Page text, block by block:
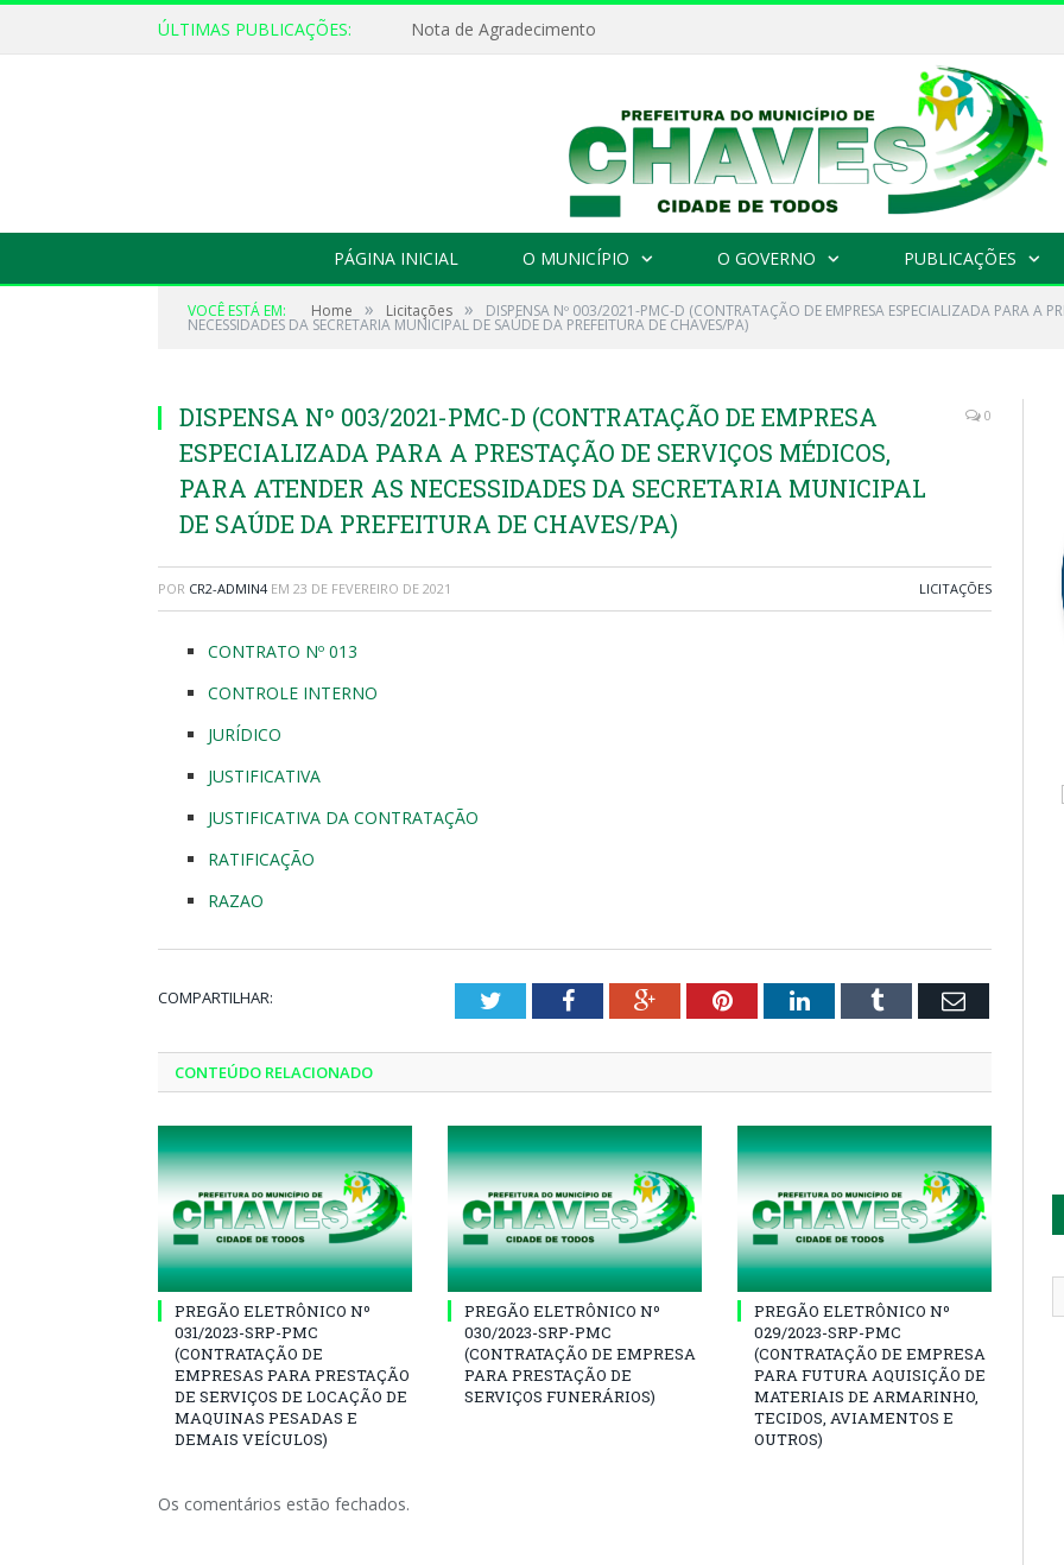
ÚLTIMAS PUBLICAÇÕES: Nota de Agradecimento
PÁGINA INICIAL O MUNICÍPIO O GOVERNO PUBLICAÇÕES
VOCÊ ESTÁ EM: Home » Licitações » DISPENSA Nº 003/2021-PMC-D (CONTRATAÇÃO DE EMPRESA ESPECIALIZADA PARA A
NECESSIDADES DA SECRETARIA MUNICIPAL DE SAÚDE DA PREFEITURA DE CHAVES/PA)
DISPENSA Nº 003/2021-PMC-D (CONTRATAÇÃO DE EMPRESA
ESPECIALIZADA PARA A PRESTAÇÃO DE SERVIÇOS MÉDICOS,
PARA ATENDER AS NECESSIDADES DA SECRETARIA MUNICIPAL
DE SAÚDE DA PREFEITURA DE CHAVES/PA)
0
POR CR2-ADMIN4 EM 23 DE FEVEREIRO DE 2021 LICITAÇÕES
CONTRATO Nº 013
CONTROLE INTERNO
JURÍDICO
JUSTIFICATIVA
JUSTIFICATIVA DA CONTRATAÇÃO
RATIFICAÇÃO
RAZAO
COMPARTILHAR: TwitterFacebookGoogle+PinterestLinkedInTumblr Email
CONTEÚDO RELACIONADO
PREGÃO ELETRÔNICO Nº
031/2023-SRP-PMC
(CONTRATAÇÃO DE
EMPRESAS PARA PRESTAÇÃO
DE SERVIÇOS DE LOCAÇÃO DE
MAQUINAS PESADAS E
DEMAIS VEÍCULOS)
PREGÃO ELETRÔNICO Nº
030/2023-SRP-PMC
(CONTRATAÇÃO DE EMPRESA
PARA PRESTAÇÃO DE
SERVIÇOS FUNERÁRIOS)
PREGÃO ELETRÔNICO Nº
029/2023-SRP-PMC
(CONTRATAÇÃO DE EMPRESA
PARA FUTURA AQUISIÇÃO DE
MATERIAIS DE ARMARINHO,
TECIDOS, AVIAMENTOS E
OUTROS)
Os comentários estão fechados.